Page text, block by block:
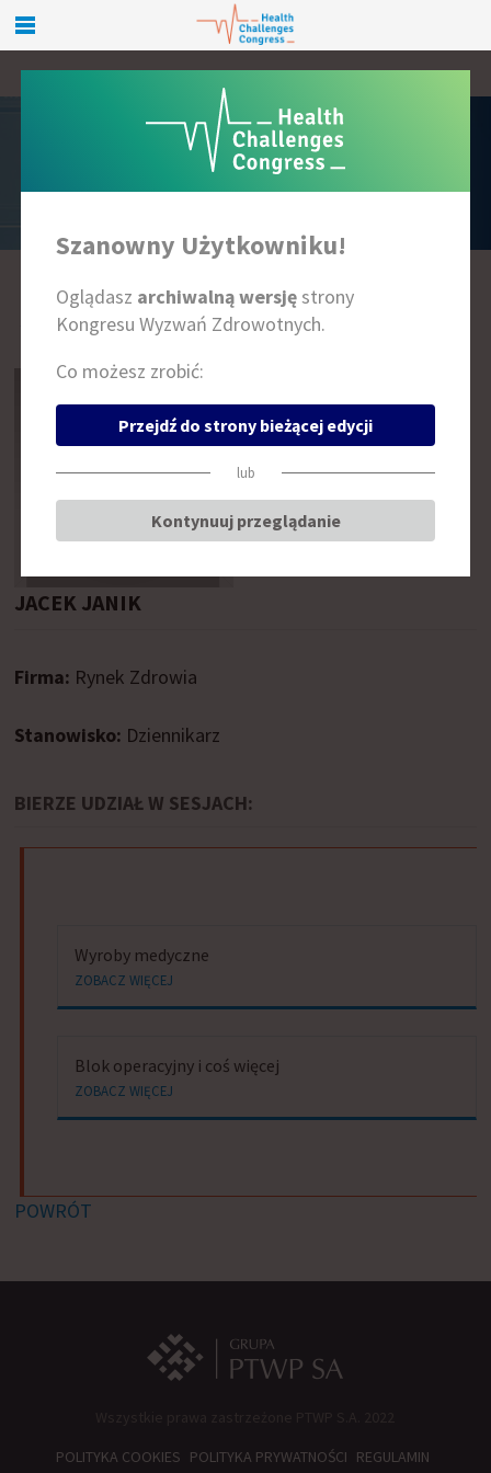
PRELEGENCI
B C D E F G H I J K L Ł M
U W Z
JACEK JANIK
Firma: Rynek Zdrowia
Stanowisko: Dziennikarz
BIERZE UDZIAŁ W SESJACH:
Wyroby medyczne
ZOBACZ WIĘCEJ
Blok operacyjny i coś więcej
ZOBACZ WIĘCEJ
POWRÓT
POLITYKA COOKIES POLITYKA PRYWATNOŚCI REGULAMIN
Szanowny Użytkowniku!
Oglądasz archiwalną wersjęstrony
Kongresu Wyzwań Zdrowotnych.
Co możesz zrobić:
Przejdź do strony bieżącej edycji
lub
Kontynuuj przeglądanie